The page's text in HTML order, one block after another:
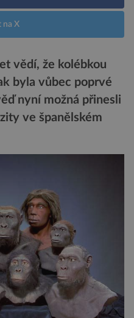
na X
vědí, že kolébkou
byla vůbec poprvé
nyní možná přinesli
ve španělském